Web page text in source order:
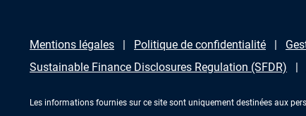
Mentions légales Politique de confidentialité
Sustainable Finance Disclosures Regulation (SFDR)
Les informations fournies sur ce site sont uniquement destinées aux